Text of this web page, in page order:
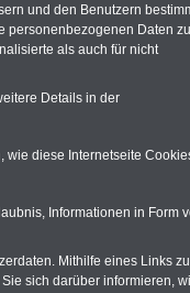
einzutreten –
leisten eher selten
Mit der
und den Benutzern
personenbezogenen Daten
als auch für nicht
Details in der
wie diese Internetseite
Informationen in Form
Mithilfe eines Links
sich darüber informieren,